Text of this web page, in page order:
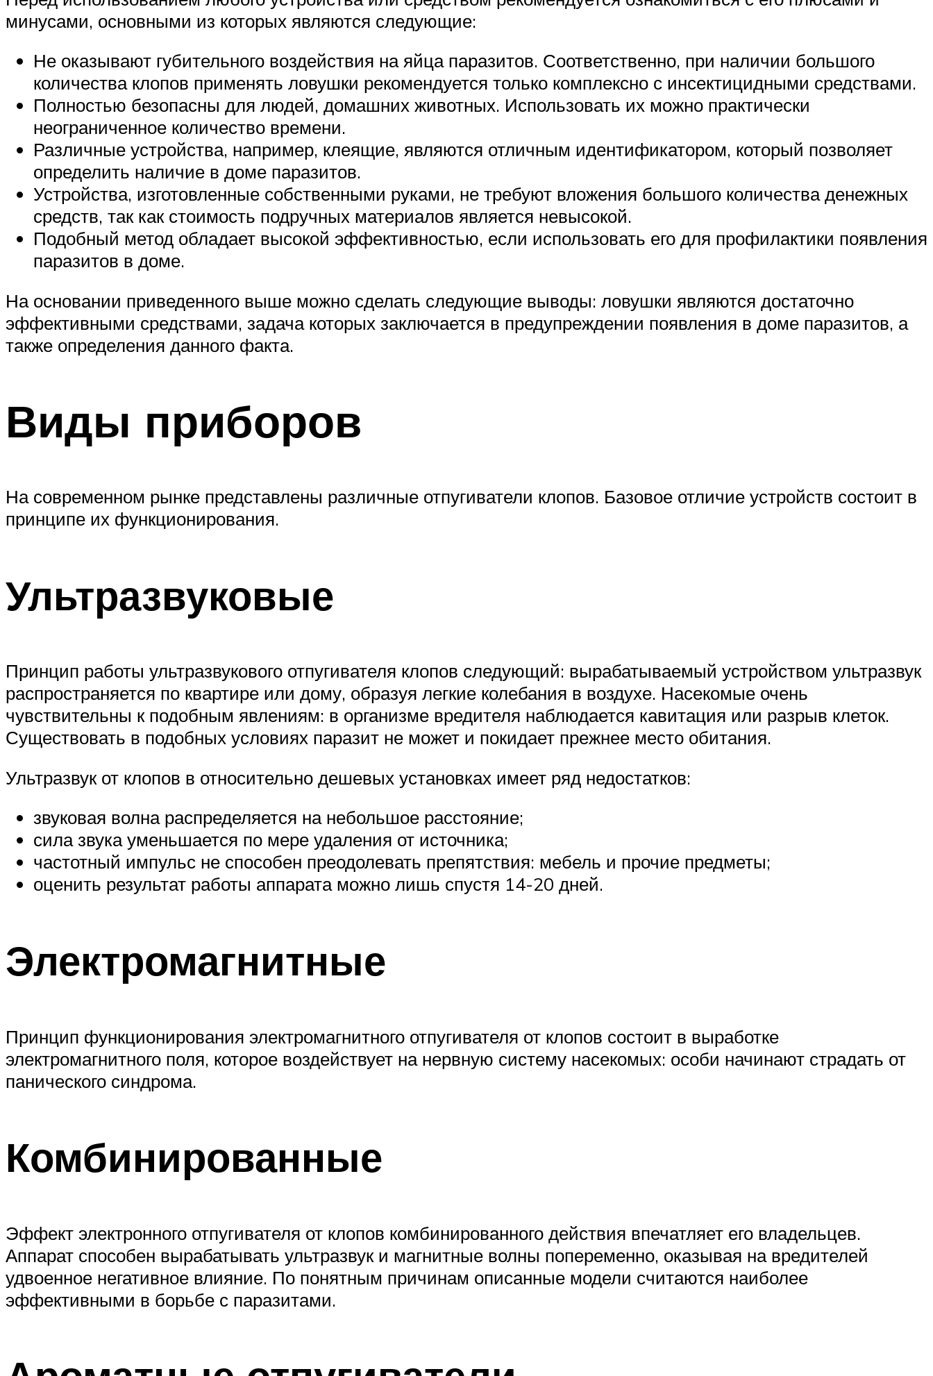
минусами, основными из которых являются следующие:
Не оказывают губительного воздействия на яйца паразитов. Соответственно, при наличии большого
количества клопов применять ловушки рекомендуется только комплексно с инсектицидными средствами.
Полностью безопасны для людей, домашних животных. Использовать их можно практически
неограниченное количество времени.
Различные устройства, например, клеящие, являются отличным идентификатором, который позволяет
определить наличие в доме паразитов.
Устройства, изготовленные собственными руками, не требуют вложения большого количества денежных
средств, так как стоимость подручных материалов является невысокой.
Подобный метод обладает высокой эффективностью, если использовать его для профилактики появления
паразитов в доме.
На основании приведенного выше можно сделать следующие выводы: ловушки являются достаточно
эффективными средствами, задача которых заключается в предупреждении появления в доме паразитов, а
также определения данного факта.
Виды приборов
На современном рынке представлены различные отпугиватели клопов. Базовое отличие устройств состоит в
принципе их функционирования.
Ультразвуковые
Принцип работы ультразвукового отпугивателя клопов следующий: вырабатываемый устройством ультразвук
распространяется по квартире или дому, образуя легкие колебания в воздухе. Насекомые очень
чувствительны к подобным явлениям: в организме вредителя наблюдается кавитация или разрыв клеток.
Существовать в подобных условиях паразит не может и покидает прежнее место обитания.
Ультразвук от клопов в относительно дешевых установках имеет ряд недостатков:
звуковая волна распределяется на небольшое расстояние;
сила звука уменьшается по мере удаления от источника;
частотный импульс не способен преодолевать препятствия: мебель и прочие предметы;
оценить результат работы аппарата можно лишь спустя 14-20 дней.
Электромагнитные
Принцип функционирования электромагнитного отпугивателя от клопов состоит в выработке
электромагнитного поля, которое воздействует на нервную систему насекомых: особи начинают страдать от
панического синдрома.
Комбинированные
Эффект электронного отпугивателя от клопов комбинированного действия впечатляет его владельцев.
Аппарат способен вырабатывать ультразвук и магнитные волны попеременно, оказывая на вредителей
удвоенное негативное влияние. По понятным причинам описанные модели считаются наиболее
эффективными в борьбе с паразитами.